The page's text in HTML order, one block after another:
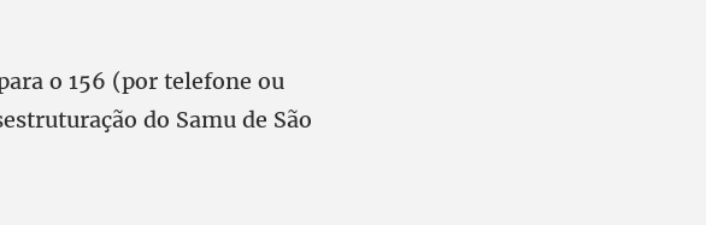
o 156 (por telefone ou
do Samu de São